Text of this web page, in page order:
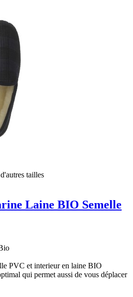
tailles
Laine BIO Semelle
PVC et interieur en laine BIO
qui permet aussi de vous déplacer